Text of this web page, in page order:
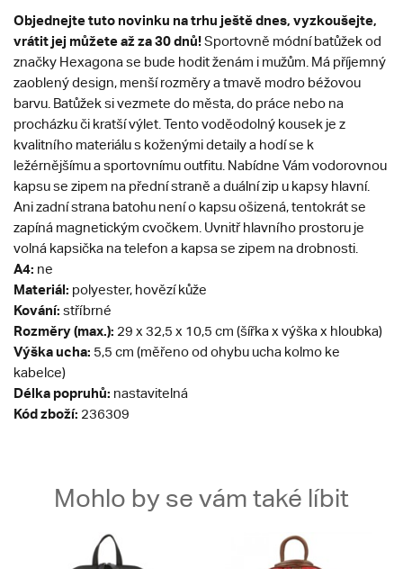
Objednejte tuto novinku na trhu ještě dnes, vyzkoušejte,
vrátit jej můžete až za 30 dnů!Sportovně módní batůžek od
značky Hexagona se bude hodit ženám i mužům. Má příjemný
zaoblený design, menší rozměry a tmavě modro béžovou
barvu. Batůžek si vezmete do města, do práce nebo na
procházku či kratší výlet. Tento voděodolný kousek je z
kvalitního materiálu s koženými detaily a hodí se k
ležérnějšímu a sportovnímu outfitu. Nabídne Vám vodorovnou
kapsu se zipem na přední straně a duální zip u kapsy hlavní.
Ani zadní strana batohu není o kapsu ošizená, tentokrát se
zapíná magnetickým cvočkem. Uvnitř hlavního prostoru je
volná kapsička na telefon a kapsa se zipem na drobnosti.
A4: ne
Materiál: polyester, hovězí kůže
Kování: stříbrné
Rozměry (max.): 29 x 32,5 x 10,5 cm (šířka x výška x hloubka)
Výška ucha: 5,5 cm (měřeno od ohybu ucha kolmo ke
kabelce)
Délka popruhů: nastavitelná
Kód zboží: 236309
Mohlo by se vám také líbit